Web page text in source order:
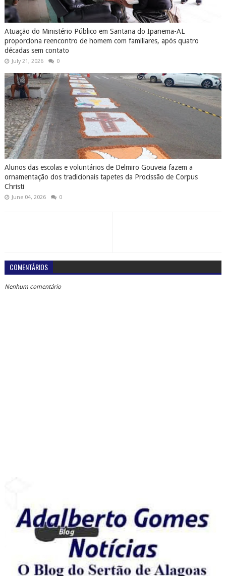
Atuação do Ministério Público em Santana do Ipanema-AL
proporciona reencontro de homem com familiares, após quatro
décadas sem contato
July 21, 2026 0
Alunos das escolas e voluntários de Delmiro Gouveia fazem a
ornamentação dos tradicionais tapetes da Procissão de Corpus
Christi
June 04, 2026 0
COMENTÁRIOS
Nenhum comentário